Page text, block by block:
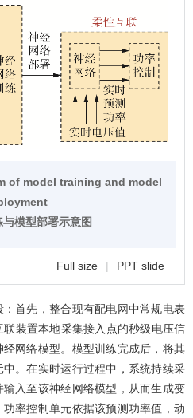
of model training and model
模型部署示意图
Full size | PPT slide
首先，整合现有配电网中常规电表
装置本地采集接入点的秒级电压信
网络模型。模型训练完成后，将其
。在实时运行过程中，系统持续采
入至该神经网络模型，从而生成变
率控制单元依据该预测功率值，动